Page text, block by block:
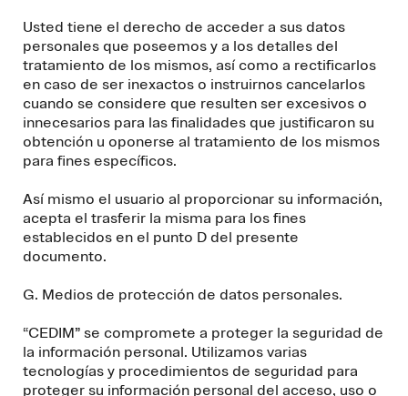
Usted tiene el derecho de acceder a sus datos
personales que poseemos y a los detalles del
tratamiento de los mismos, así como a rectificarlos
en caso de ser inexactos o instruirnos cancelarlos
cuando se considere que resulten ser excesivos o
innecesarios para las finalidades que justificaron su
obtención u oponerse al tratamiento de los mismos
para fines específicos.
Así mismo el usuario al proporcionar su información,
acepta el trasferir la misma para los fines
establecidos en el punto D del presente
documento.
G. Medios de protección de datos personales.
“CEDIM” se compromete a proteger la seguridad de
la información personal. Utilizamos varias
tecnologías y procedimientos de seguridad para
proteger su información personal del acceso, uso o